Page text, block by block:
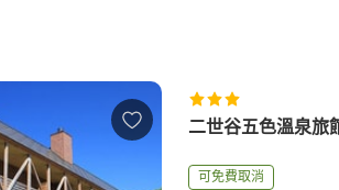
二世谷五色溫泉旅
可免費取消